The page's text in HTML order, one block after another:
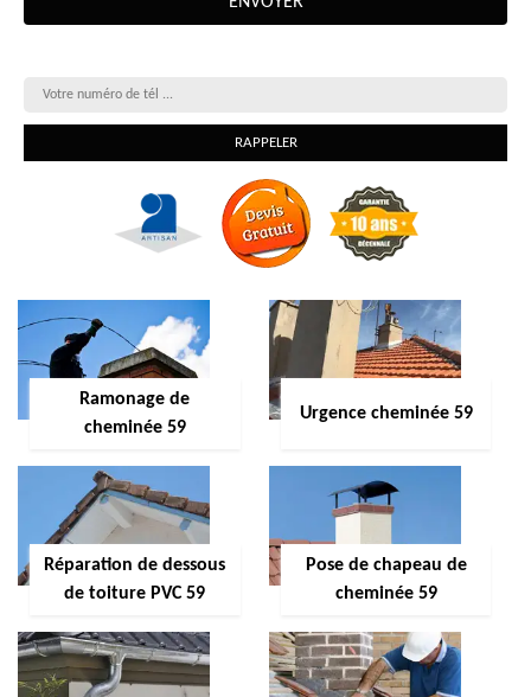
Ramonage de
cheminée 59
Urgence cheminée 59
Réparation de dessous
de toiture PVC 59
Pose de chapeau de
cheminée 59